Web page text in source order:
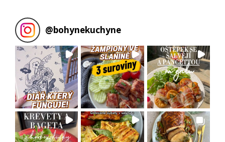
@bohynekuchyne